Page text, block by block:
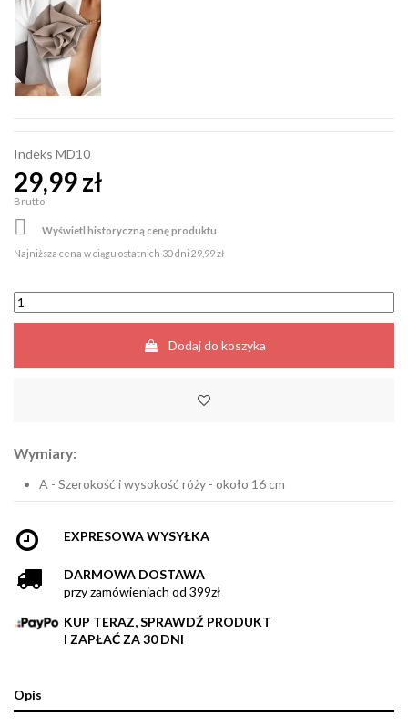
Indeks MD10
29,99 zł
Brutto

Wyświetl historyczną cenę produktu
Najniższa cena w ciągu ostatnich 30 dni 29,99 zł
Dodaj do koszyka
Wymiary:
A - Szerokość i wysokość róży - około 16 cm
EXPRESOWA WYSYŁKA
DARMOWA DOSTAWA
przy zamówieniach od 399zł
KUP TERAZ, SPRAWDŹ PRODUKT
I ZAPŁAĆ ZA 30 DNI
Opis